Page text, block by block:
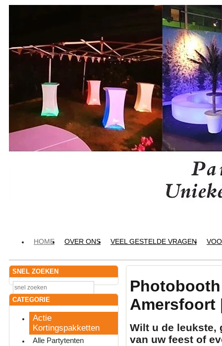
HOME OVER ONS VEEL GESTELDE VRAGEN
SNEL ZOEKEN
CATEGORIE
Actie
Kortingspakketten
Alle Partytenten
Amersfoort
Wilt u de leukste,
van uw feest of